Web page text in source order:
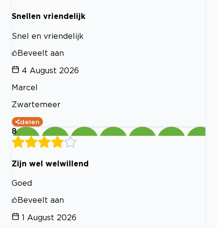
Snellen vriendelijk
Snel en vriendelijk
Beveelt aan
4 August 2026
Marcel
Zwartemeer
delen
8
Zijn wel welwillend
Goed
Beveelt aan
1 August 2026